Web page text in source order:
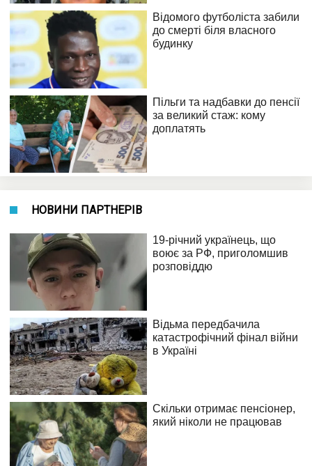
НОВИНИ ПАРТНЕРІВ